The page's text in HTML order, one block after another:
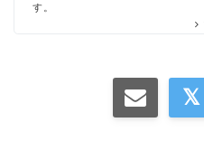
す。